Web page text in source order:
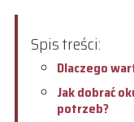
Spis treści:
Dlaczego
Jak dobrać
potrzeb?